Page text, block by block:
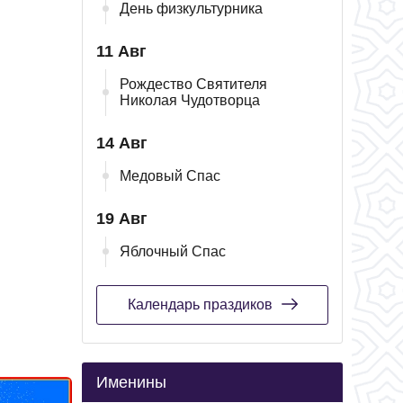
День физкультурника
11 Авг
Рождество Святителя
Николая Чудотворца
14 Авг
Медовый Спас
19 Авг
Яблочный Спас
Календарь праздиков
Именины